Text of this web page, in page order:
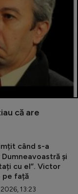
că are
când s-a
și
cu el”. Victor
pe față
13:23